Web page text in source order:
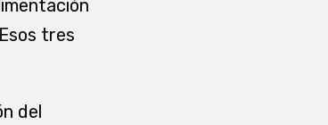
tres
del